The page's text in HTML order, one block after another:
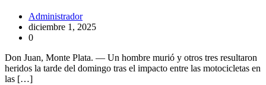
Administrador
diciembre 1, 2025
0
Don Juan, Monte Plata. — Un hombre murió y otros tres resultaron
heridos la tarde del domingo tras el impacto entre las motocicletas en
las […]